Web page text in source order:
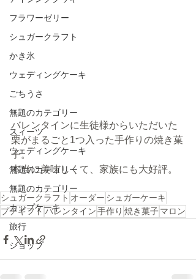
フラワーゼリー
シュガークラフト
かき氷
ウェディングケーキ
ごちうさ
無題のカテゴリー
スィーツ
ウェディングケーキ
無題のカテゴリー
無題のカテゴリー
カップケーキ
旅行
ショップ
バレンタインに生徒様からいただいた
栗がまるごと1つ入った手作りの焼き菓
子。
本当に美味しくて、家族にも大好評。
シュガークラフト オーダー シュガーケーキ
プチギフト バレンタイン手作り 焼き菓子マロン